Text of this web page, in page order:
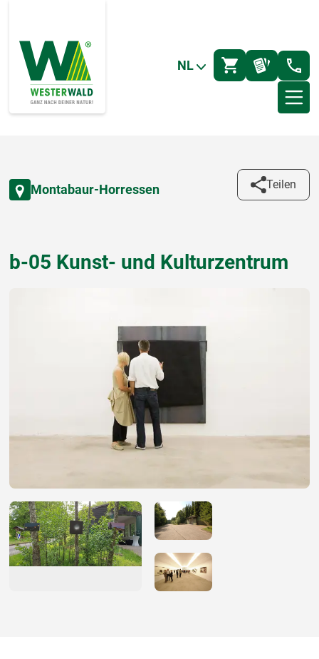
NL
Montabaur-Horressen Teilen
b-05 Kunst- und Kulturzentrum